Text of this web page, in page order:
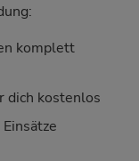
komplett
dich kostenlos